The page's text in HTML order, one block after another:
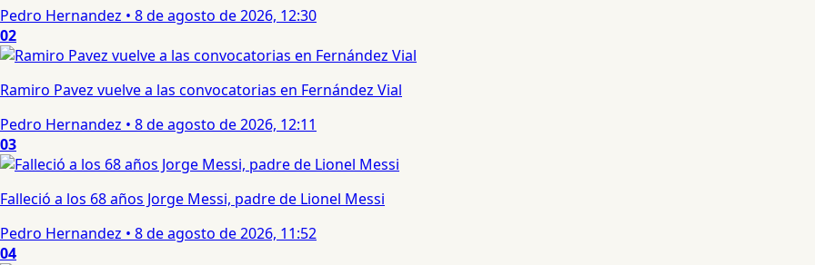
Pedro Hernandez • 8 de agosto de 2026, 12:30
02
Ramiro Pavez vuelve a las convocatorias en Fernández Vial
Pedro Hernandez • 8 de agosto de 2026, 12:11
03
Falleció a los 68 años Jorge Messi, padre de Lionel Messi
Pedro Hernandez • 8 de agosto de 2026, 11:52
04